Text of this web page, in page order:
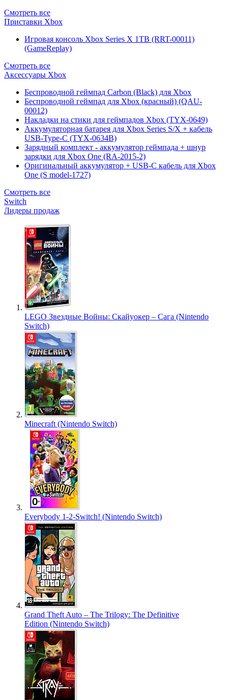
Смотреть все
Приставки Xbox
Игровая консоль Xbox Series X 1TB (RRT-00011)
(GameReplay)
Смотреть все
Аксессуары Xbox
Беспроводной геймпад Carbon (Black) для Xbox
Беспроводной геймпад для Xbox (красный) (QAU-
00012)
Накладки на стики для геймпадов Xbox (TYX-0649)
Аккумуляторная батарея для Xbox Series S/X + кабель
USB-Type-C (TYX-0634B)
Зарядный комплект - аккумулятор геймпада + шнур
зарядки для Xbox One (RA-2015-2)
Оригинальный аккумулятор + USB-C кабель для Xbox
One (S model-1727)
Смотреть все
Switch
Лидеры продаж
LEGO Звездные Войны: Скайуокер – Сага (Nintendo
Switch)
Minecraft (Nintendo Switch)
Everybody 1-2-Switch! (Nintendo Switch)
Grand Theft Auto – The Trilogy: The Definitive
Edition (Nintendo Switch)